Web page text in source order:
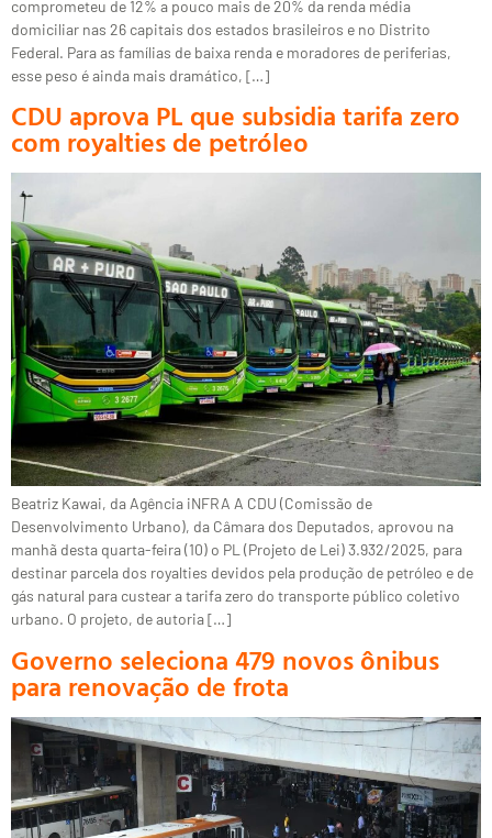
comprometeu de 12% a pouco mais de 20% da renda média
domiciliar nas 26 capitais dos estados brasileiros e no Distrito
Federal. Para as famílias de baixa renda e moradores de periferias,
esse peso é ainda mais dramático, […]
CDU aprova PL que subsidia tarifa zero
com royalties de petróleo
Beatriz Kawai, da Agência iNFRA A CDU (Comissão de
Desenvolvimento Urbano), da Câmara dos Deputados, aprovou na
manhã desta quarta-feira (10) o PL (Projeto de Lei) 3.932/2025, para
destinar parcela dos royalties devidos pela produção de petróleo e de
gás natural para custear a tarifa zero do transporte público coletivo
urbano. O projeto, de autoria […]
Governo seleciona 479 novos ônibus
para renovação de frota